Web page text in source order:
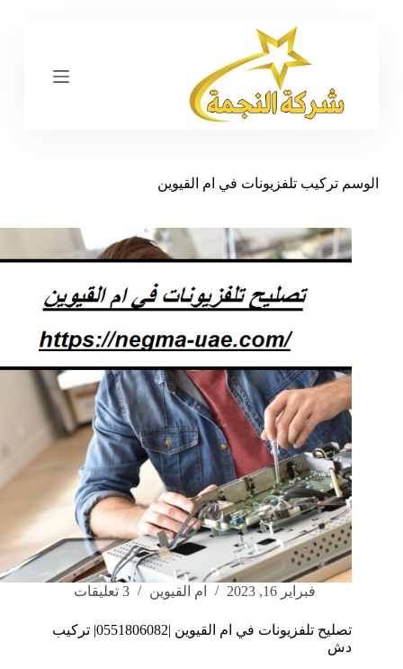
ت
الوسم تركيب تلفزيونات في ام القيوين
فبراير 16, 2023 ام القيوين 3 تعليقات
تصليح تلفزيونات في ام القيوين |0551806082| تركيب
دش